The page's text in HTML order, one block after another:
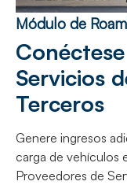
Módulo de
Servicios
Terceros
Genere ingresos
carga de vehículos
Proveedores de